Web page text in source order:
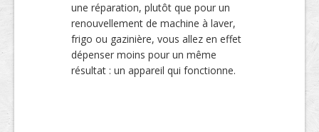
une réparation, plutôt que pour un
renouvellement de machine à laver,
frigo ou gazinière, vous allez en effet
dépenser moins pour un même
résultat : un appareil qui fonctionne.